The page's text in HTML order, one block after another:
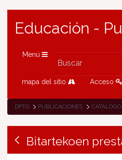
Educación -
Menú
mapa del sitio Acceso
DPTO PUBLICACIONES CATÁLOGO
Bitartekoen